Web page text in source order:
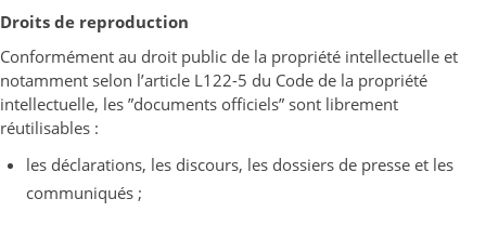
Droits de reproduction
Conformément au droit public de la propriété intellectuelle et
notamment selon l’article L122-5 du Code de la propriété
intellectuelle, les ”documents officiels” sont librement
réutilisables :
les déclarations, les discours, les dossiers de presse et les
communiqués ;